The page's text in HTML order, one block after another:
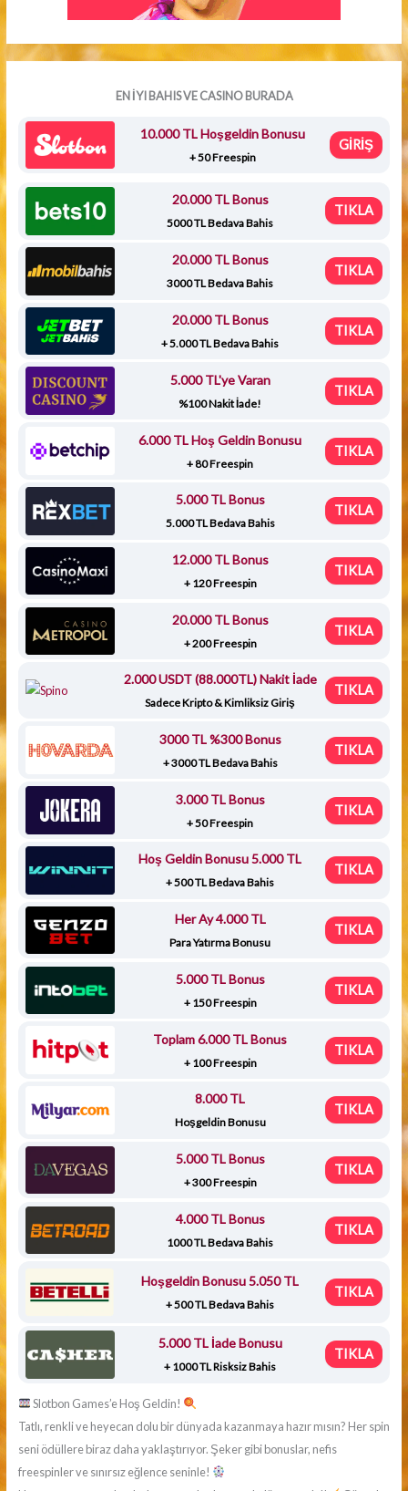
EN İYI BAHIS VE CASINO BURADA
10.000 TL Hoşgeldin Bonusu
+ 50 Freespin
GİRİŞ
20.000 TL Bonus
5000 TL Bedava Bahis
TIKLA
20.000 TL Bonus
3000 TL Bedava Bahis
TIKLA
20.000 TL Bonus
+ 5.000 TL Bedava Bahis
TIKLA
5.000 TL'ye Varan
%100 Nakit İade!
TIKLA
6.000 TL Hoş Geldin Bonusu
+ 80 Freespin
TIKLA
5.000 TL Bonus
5.000 TL Bedava Bahis
TIKLA
12.000 TL Bonus
+ 120 Freespin
TIKLA
20.000 TL Bonus
+ 200 Freespin
TIKLA
2.000 USDT (88.000TL) Nakit İade
Sadece Kripto & Kimliksiz Giriş
TIKLA
3000 TL %300 Bonus
+ 3000 TL Bedava Bahis
TIKLA
3.000 TL Bonus
+ 50 Freespin
TIKLA
Hoş Geldin Bonusu 5.000 TL
+ 500 TL Bedava Bahis
TIKLA
Her Ay 4.000 TL
Para Yatırma Bonusu
TIKLA
5.000 TL Bonus
+ 150 Freespin
TIKLA
Toplam 6.000 TL Bonus
+ 100 Freespin
TIKLA
8.000 TL
Hoşgeldin Bonusu
TIKLA
5.000 TL Bonus
+ 300 Freespin
TIKLA
4.000 TL Bonus
1000 TL Bedava Bahis
TIKLA
Hoşgeldin Bonusu 5.050 TL
+ 500 TL Bedava Bahis
TIKLA
5.000 TL İade Bonusu
+ 1000 TL Risksiz Bahis
TIKLA
Slotbon Games’e Hoş Geldin!
Tatlı, renkli ve heyecan dolu bir dünyada kazanmaya hazır mısın? Her spin
seni ödüllere biraz daha yaklaştırıyor. Şeker gibi bonuslar, nefis
freespinler ve sınırsız eğlence seninle!